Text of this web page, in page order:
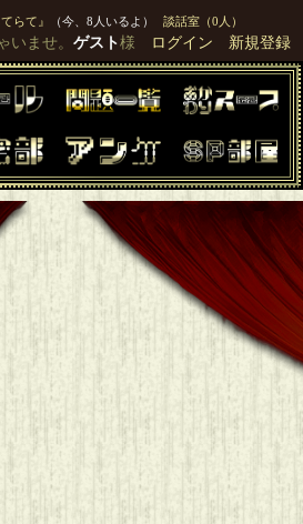
らて』 （今、8人いるよ） 談話室（0人）
いませ。 ゲスト様 ログイン 新規登録